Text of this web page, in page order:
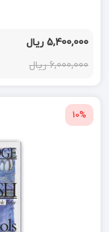
5,400,000 ریال
6,000,000 ریال
10%